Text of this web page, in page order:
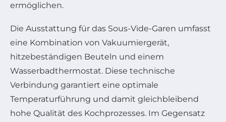
ermöglichen.
Die Ausstattung für das Sous-Vide-Garen umfasst
eine Kombination von Vakuumiergerät,
hitzebeständigen Beuteln und einem
Wasserbadthermostat. Diese technische
Verbindung garantiert eine optimale
Temperaturführung und damit gleichbleibend
hohe Qualität des Kochprozesses. Im Gegensatz